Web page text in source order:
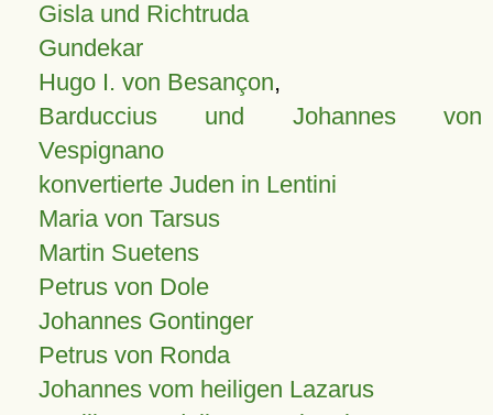
Gisla und Richtruda
Gundekar
Hugo I. von Besançon,
Barduccius und Johannes von
Vespignano
konvertierte Juden in Lentini
Maria von Tarsus
Martin Suetens
Petrus von Dole
Johannes Gontinger
Petrus von Ronda
Johannes vom heiligen Lazarus